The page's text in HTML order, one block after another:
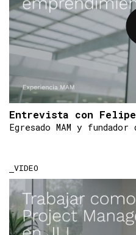
Entrevista con
Egresado MAM y fundador
VIDEO